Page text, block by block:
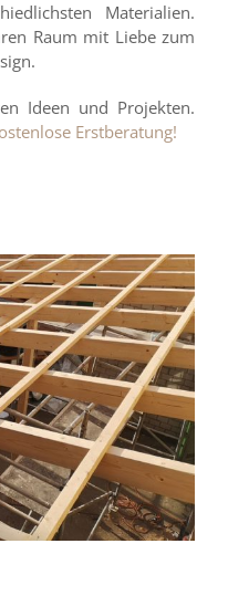
Materialien.
Raum mit Liebe zum
Ideen und Projekten.
Erstberatung!